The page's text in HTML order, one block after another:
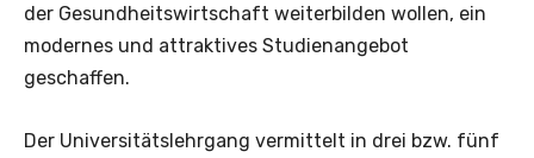
der Gesundheitswirtschaft weiterbilden wollen, ein
modernes und attraktives Studienangebot
geschaffen.
Der Universitätslehrgang vermittelt in drei bzw. fünf